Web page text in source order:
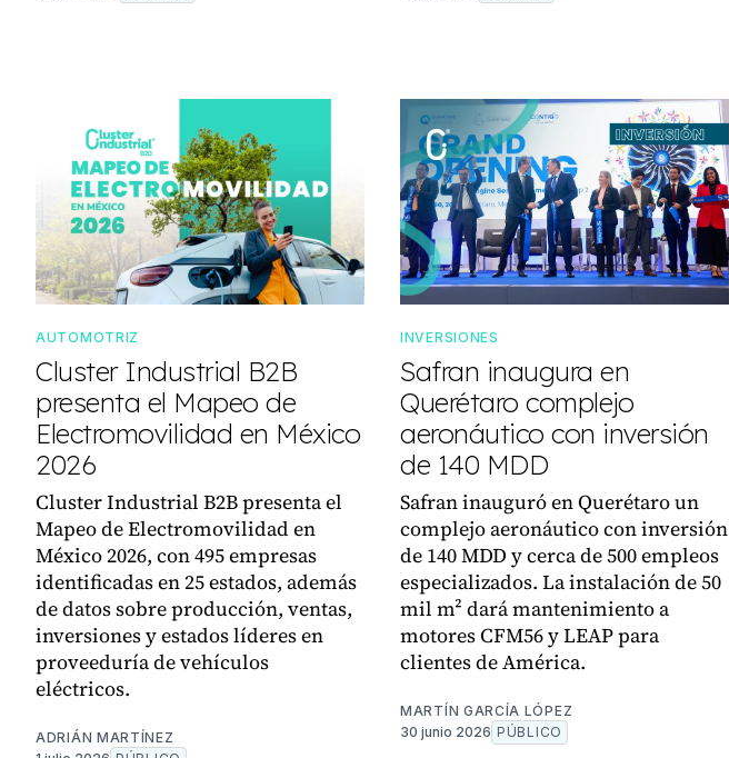
AUTOMOTRIZ
Cluster Industrial B2B
presenta el Mapeo de
Electromovilidad en México
2026
Cluster Industrial B2B presenta el
Mapeo de Electromovilidad en
México 2026, con 495 empresas
identificadas en 25 estados, además
de datos sobre producción, ventas,
inversiones y estados líderes en
proveeduría de vehículos
eléctricos.
ADRIÁN MARTÍNEZ
INVERSIONES
Safran inaugura en
Querétaro complejo
aeronáutico con inversión
de 140 MDD
Safran inauguró en Querétaro un
complejo aeronáutico con inversión
de 140 MDD y cerca de 500 empleos
especializados. La instalación de 50
mil m² dará mantenimiento a
motores CFM56 y LEAP para
clientes de América.
MARTÍN GARCÍA LÓPEZ
30 junio 2026 PÚBLICO